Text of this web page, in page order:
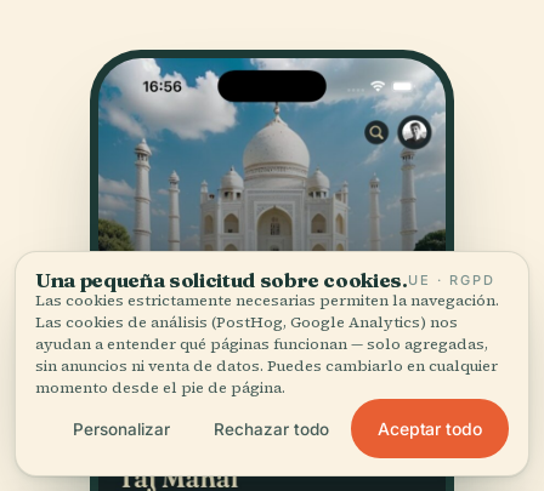
Una pequeña solicitud sobre cookies.UE · RGPD
Las cookies estrictamente necesarias permiten la navegación.
Las cookies de análisis (PostHog, Google Analytics) nos
ayudan a entender qué páginas funcionan — solo agregadas,
sin anuncios ni venta de datos. Puedes cambiarlo en cualquier
momento desde el pie de página.
Personalizar Rechazar todo Aceptar todo